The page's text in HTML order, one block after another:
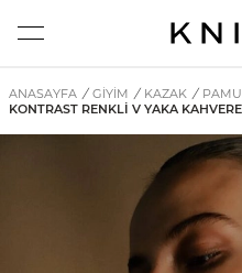
ANASAYFA / GİYİM / KAZAK /
KONTRAST RENKLI V YAKA